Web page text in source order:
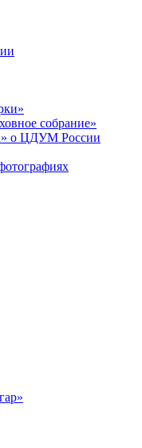
собрание»
о ЦДУМ России